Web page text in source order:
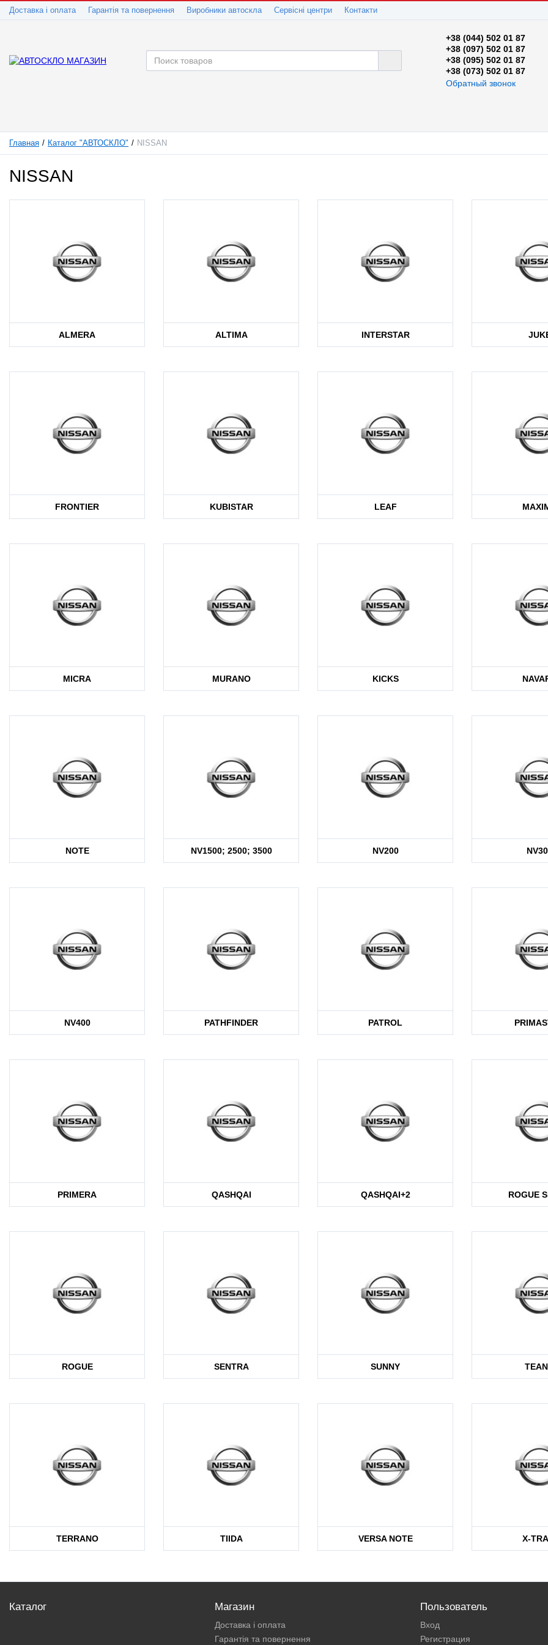
Доставка і оплата Гарантія та повернення Виробники автоскла Сервісні центри Контакти
+38 (044) 502 01 87
+38 (097) 502 01 87
+38 (095) 502 01 87
+38 (073) 502 01 87
Обратный звонок
Главная Каталог "АВТОСКЛО" NISSAN
NISSAN
ALMERA ALTIMA INTERSTAR
FRONTIER KUBISTAR LEAF
MICRA MURANO KICKS
NOTE NV1500; 2500; 3500 NV200
NV400 PATHFINDER PATROL
PRIMERA QASHQAI QASHQAI+2 ROGUE
ROGUE SENTRA SUNNY
TERRANO TIIDA VERSA NOTE X-
Каталог Магазин
Доставка і оплата
Гарантія та повернення
Пользователь
Вход
Регистрация